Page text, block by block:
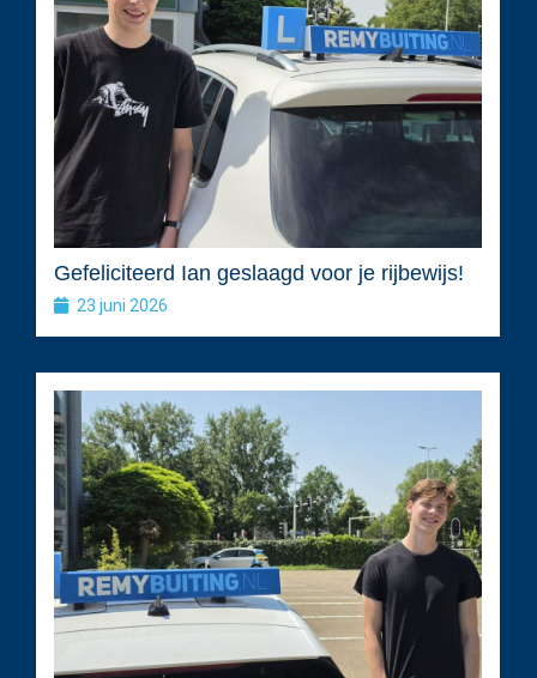
Gefeliciteerd Ian geslaagd voor je rijbewijs!
23 juni 2026